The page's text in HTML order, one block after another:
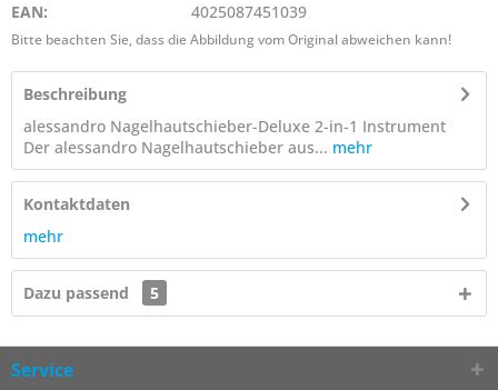
EAN:
4025087451039
Bitte beachten Sie, dass die Abbildung vom Original abweichen kann!
Beschreibung
alessandro Nagelhautschieber-Deluxe 2-in-1 Instrument
Der alessandro Nagelhautschieber aus... mehr
Kontaktdaten
mehr
Dazu passend 5
Service